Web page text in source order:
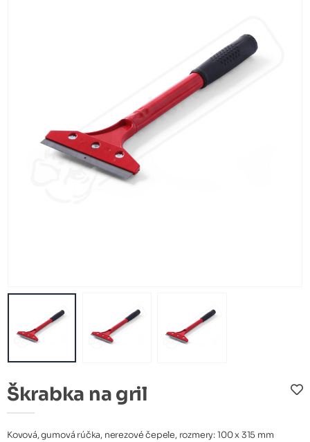
Škrabka na gril
Kovová, gumová rúčka, nerezové čepele, rozmery: 100 x 315 mm